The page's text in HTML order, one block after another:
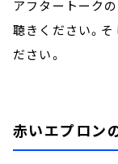
アフタートーク
聴きください。
ださい。
赤いエプロン